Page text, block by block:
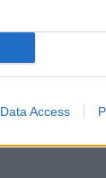
Data Access